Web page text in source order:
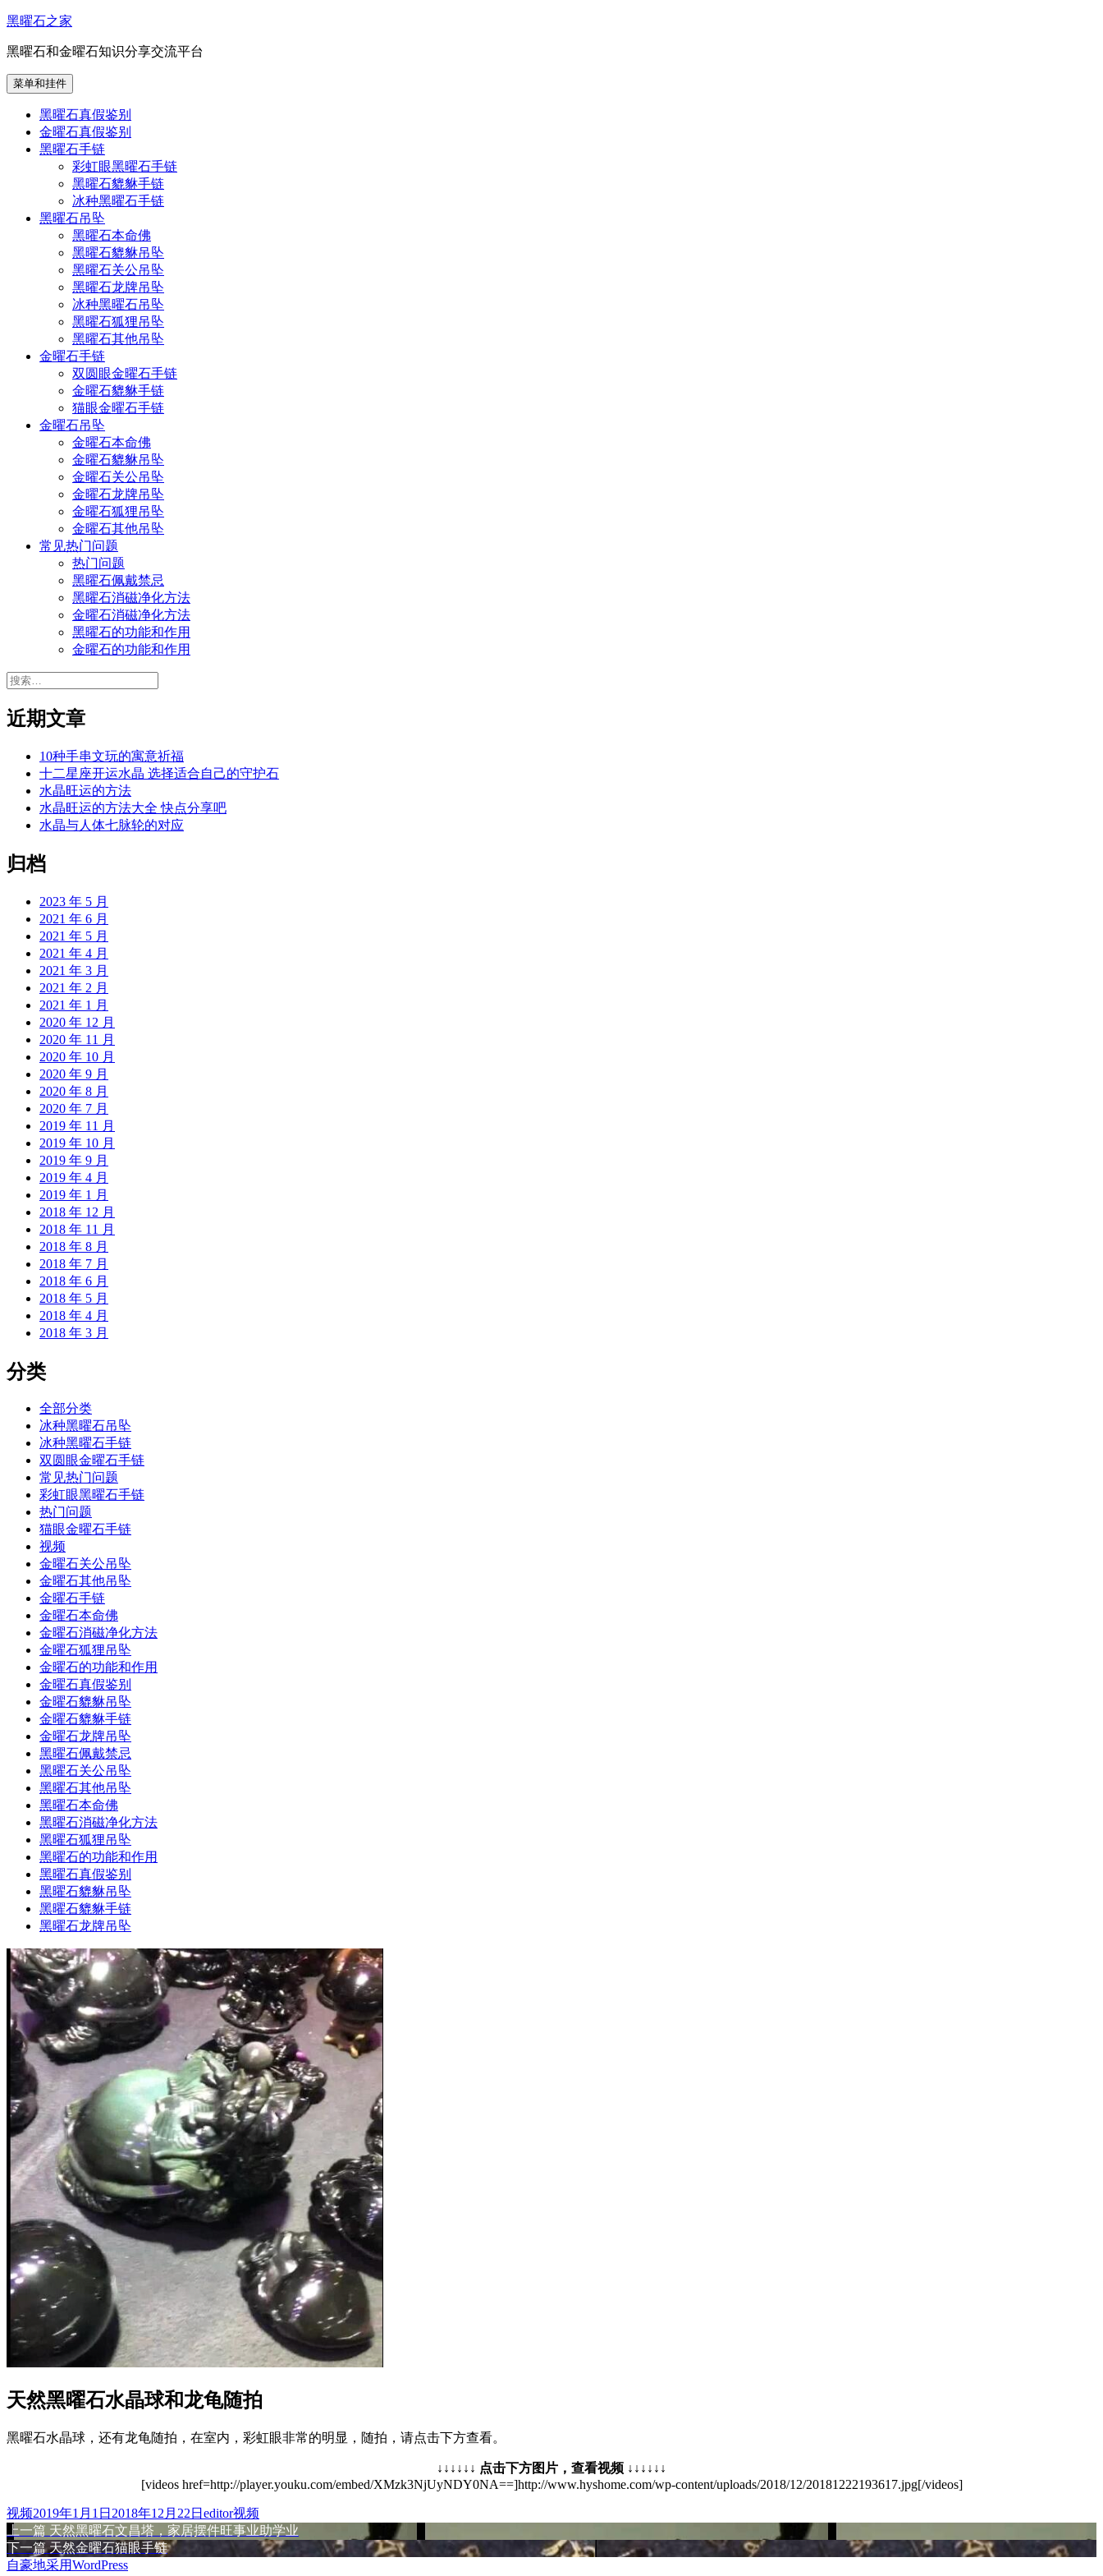
跳
内
容
黑曜石之家
黑曜石和金曜石知识分享交流平台
菜单和挂件
黑曜石真假鉴别
金曜石真假鉴别
黑曜石手链
彩虹眼黑曜石手链
黑曜石貔貅手链
冰种黑曜石手链
黑曜石吊坠
黑曜石本命佛
黑曜石貔貅吊坠
黑曜石关公吊坠
黑曜石龙牌吊坠
冰种黑曜石吊坠
黑曜石狐狸吊坠
黑曜石其他吊坠
金曜石手链
双圆眼金曜石手链
金曜石貔貅手链
猫眼金曜石手链
金曜石吊坠
金曜石本命佛
金曜石貔貅吊坠
金曜石关公吊坠
金曜石龙牌吊坠
金曜石狐狸吊坠
金曜石其他吊坠
常见热门问题
热门问题
黑曜石佩戴禁忌
黑曜石消磁净化方法
金曜石消磁净化方法
黑曜石的功能和作用
金曜石的功能和作用
搜
近期文章
10种手串文玩的寓意祈福
十二星座开运水晶 选择适合自己的守护石
水晶旺运的方法
水晶旺运的方法大全 快点分享吧
水晶与人体七脉轮的对应
归档
2023 年 5 月
2021 年 6 月
2021 年 5 月
2021 年 4 月
2021 年 3 月
2021 年 2 月
2021 年 1 月
2020 年 12 月
2020 年 11 月
2020 年 10 月
2020 年 9 月
2020 年 8 月
2020 年 7 月
2019 年 11 月
2019 年 10 月
2019 年 9 月
2019 年 4 月
2019 年 1 月
2018 年 12 月
2018 年 11 月
2018 年 8 月
2018 年 7 月
2018 年 6 月
2018 年 5 月
2018 年 4 月
2018 年 3 月
分类
全部分类
冰种黑曜石吊坠
冰种黑曜石手链
双圆眼金曜石手链
常见热门问题
彩虹眼黑曜石手链
热门问题
猫眼金曜石手链
视频
金曜石关公吊坠
金曜石其他吊坠
金曜石手链
金曜石本命佛
金曜石消磁净化方法
金曜石狐狸吊坠
金曜石的功能和作用
金曜石真假鉴别
金曜石貔貅吊坠
金曜石貔貅手链
金曜石龙牌吊坠
黑曜石佩戴禁忌
黑曜石关公吊坠
黑曜石其他吊坠
黑曜石本命佛
黑曜石消磁净化方法
黑曜石狐狸吊坠
黑曜石的功能和作用
黑曜石真假鉴别
黑曜石貔貅吊坠
黑曜石貔貅手链
黑曜石龙牌吊坠
天然黑曜石水晶球和龙龟随拍
黑曜石水晶球，还有龙龟随拍，在室内，彩虹眼非常的明显，随拍，请点击下方查看。
↓↓↓↓↓↓ 点击下方图片，查看视频 ↓↓↓↓↓↓
[videos href=http://player.youku.com/embed/XMzk3NjUyNDY0NA==]http://www.hyshome.com/wp-content/uploads/2018/12/20181222193617.jpg[/videos]
格
式
视频发
布
于
2019年1月1日 2018年12月22日 作
者
editor分
类
视频
文
章
上一篇 上
篇
文
天然黑曜石文昌塔，家居摆件旺事业助学业
下一篇下
篇
天然金曜石猫眼手链
自豪地采用WordPress